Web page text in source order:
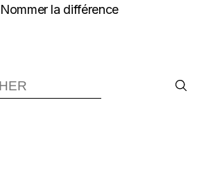
Nommer la différence